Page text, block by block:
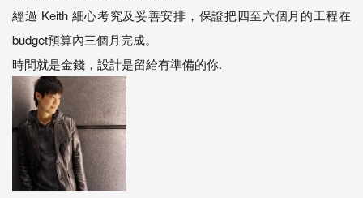
經過 Keith 細心考究及妥善安排，保證把四至六個月的工程在
budget預算內三個月完成。
時間就是金錢，設計是留給有準備的你.